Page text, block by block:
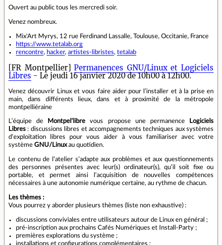
Ouvert au public tous les mercredi soir.
Venez nombreux.
Mix'Art Myrys, 12 rue Ferdinand Lassalle, Toulouse, Occitanie, France
https://www.tetalab.org
rencontre, hacker, artistes-libristes, tetalab
[FR Montpellier]Permanences GNU/Linux et Logiciels
Libres - Le jeudi 16 janvier 2020 de 10h00 à 12h00.
Venez découvrir Linux et vous faire aider pour l’installer et à la prise en
main, dans différents lieux, dans et à proximité de la métropole
montpelliéraine
L’équipe de Montpel’libre vous propose une permanence
Logiciels
Libres : discussions libres et accompagnements techniques aux systèmes
d’exploitation libres pour vous aider à vous familiariser avec votre
système GNU/Linuxau quotidien.
Le contenu de l’atelier s’adapte aux problèmes et aux questionnements
des personnes présentes avec leur(s) ordinateur(s), qu’il soit fixe ou
portable, et permet ainsi l’acquisition de nouvelles compétences
nécessaires à une autonomie numérique certaine, au rythme de chacun.
Les thèmes :
Vous pourrez y aborder plusieurs thèmes (liste non exhaustive) :
discussions conviviales entre utilisateurs autour de Linux en général ;
pré-inscription aux prochains Cafés Numériques et Install-Party ;
premières explorations du système ;
installations et configurations complémentaires ;